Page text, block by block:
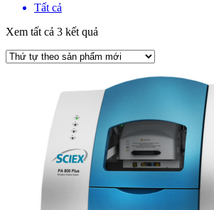
Tất cả
Xem tất cả 3 kết quả